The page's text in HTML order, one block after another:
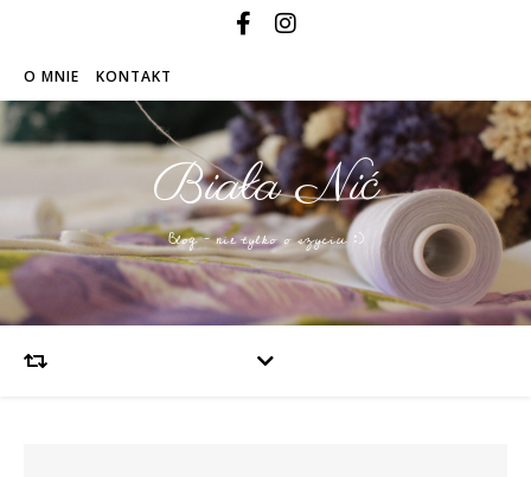
O MNIE KONTAKT
Biała Nić
Blog – nie tylko o szyciu :)